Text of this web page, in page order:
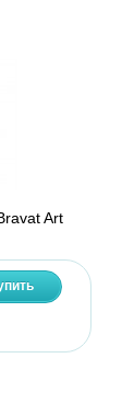
Art